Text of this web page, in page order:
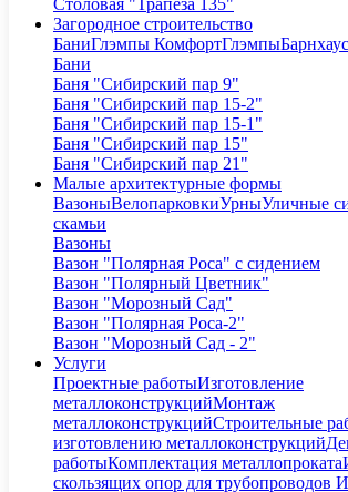
Столовая "Трапеза 135"
Загородное строительство
БаниГлэмпы КомфортГлэмпы
Бани
Баня "Сибирский пар 9"
Баня "Сибирский пар 15-2"
Баня "Сибирский пар 15-1"
Баня "Сибирский пар 15"
Баня "Сибирский пар 21"
Малые архитектурные формы
ВазоныВелопарковкиУрныУличные
скамьи
Вазоны
Вазон "Полярная Роса" с сидением
Вазон "Полярный Цветник"
Вазон "Морозный Сад"
Вазон "Полярная Роса-2"
Вазон "Морозный Сад - 2"
Услуги
Проектные работыИзготовление
металлоконструкцийМонтаж
металлоконструкцийСтроительные
изготовлению металлоконструкций
работыКомплектация металлопроката
скользящих опор для трубопроводов